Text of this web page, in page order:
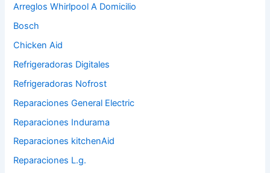
Arreglos Whirlpool A Domicilio
Bosch
Chicken Aid
Refrigeradoras Digitales
Refrigeradoras Nofrost
Reparaciones General Electric
Reparaciones Indurama
Reparaciones kitchenAid
Reparaciones L.g.